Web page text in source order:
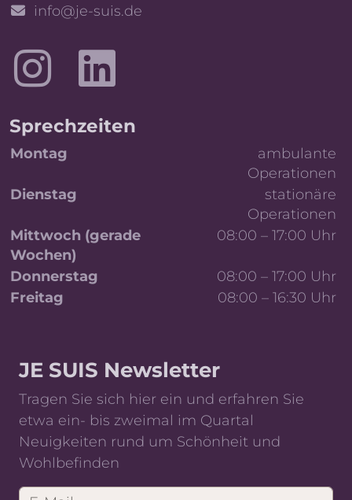
info@je-suis.de
LinkedIn
Sprechzeiten
TagDetails
Montag
ambulante
Operationen
Dienstag
stationäre
Operationen
Mittwoch (gerade
Wochen)
08:00 – 17:00 Uhr
Donnerstag
08:00 – 17:00 Uhr
Freitag
08:00 – 16:30 Uhr
JE SUIS Newsletter
Tragen Sie sich hier ein und erfahren Sie
etwa ein- bis zweimal im Quartal
Neuigkeiten rund um Schönheit und
Wohlbefinden